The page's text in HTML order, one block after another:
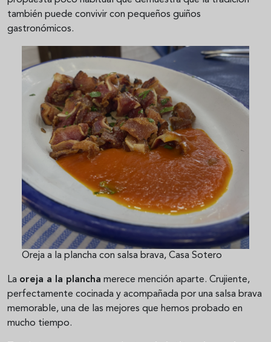
también puede convivir con pequeños guiños
gastronómicos.
Oreja a la plancha con salsa brava, Casa Sotero
La oreja a la plancha merece mención aparte. Crujiente,
perfectamente cocinada y acompañada por una salsa brava
memorable, una de las mejores que hemos probado en
mucho tiempo.